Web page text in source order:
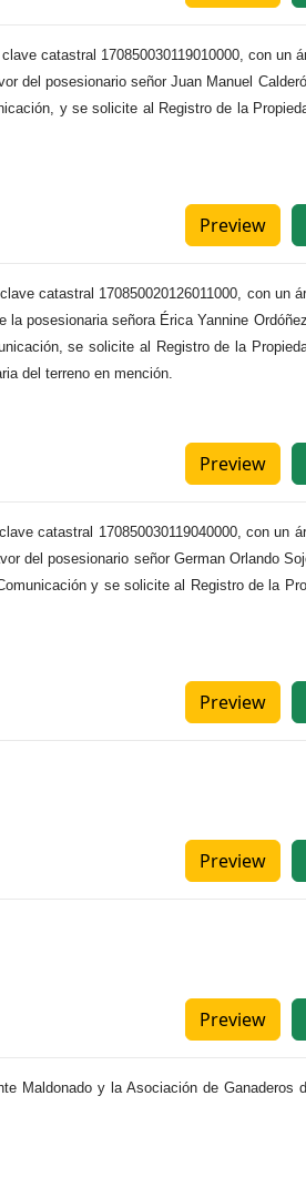
catastral 170850030119010000, con un
del posesionario señor Juan Manuel
y se solicite al Registro de la
Preview
catastral 170850020126011000, con un
posesionaria señora Érica Yannine
se solicite al Registro de la
del terreno en mención.
Preview
catastral 170850030119040000, con un
del posesionario señor German Orlando
y se solicite al Registro de la
Preview
Preview
Preview
Maldonado y la Asociación de Ganaderos